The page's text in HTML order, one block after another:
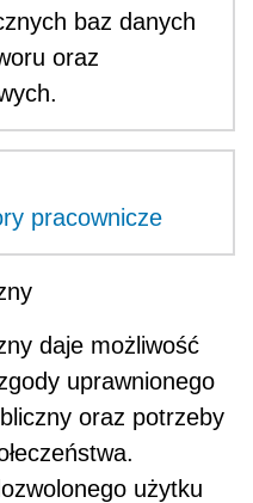
baz danych
oraz
pracownicze
daje możliwość
uprawnionego
oraz potrzeby
użytku